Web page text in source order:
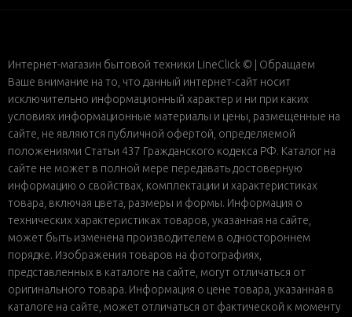
Интернет-магазин бытовой техники LineClick © | Обращаем
Ваше внимание на то, что данный интернет-сайт носит
исключительно информационный характер и ни при каких
условиях информационные материалы и цены, размещенные на
сайте, не являются публичной офертой, определяемой
положениями Статьи 437 Гражданского кодекса РФ. Каталог на
сайте не может в полной мере передавать достоверную
информацию о свойствах, комплектации и характеристиках
товара, включая цвета, размеры и формы. Информация о
технических характеристиках товаров, указанная на сайте,
может быть изменена производителем в одностороннем
порядке. Изображения товаров на фотографиях,
представленных в каталоге на сайте, могут отличаться от
оригинального товара. Информация о цене товара, указанная в
каталоге на сайте, может отличаться от фактической к моменту